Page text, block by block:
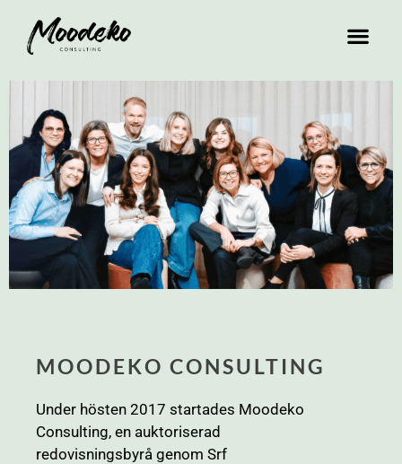
MOODEKO CONSULTING
Under hösten 2017 startades Moodeko
Consulting, en auktoriserad
redovisningsbyrå genom Srf